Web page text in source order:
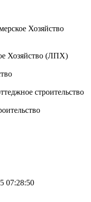
Хозяйство
Хозяйство (ЛПХ)
строительство
07:28:50